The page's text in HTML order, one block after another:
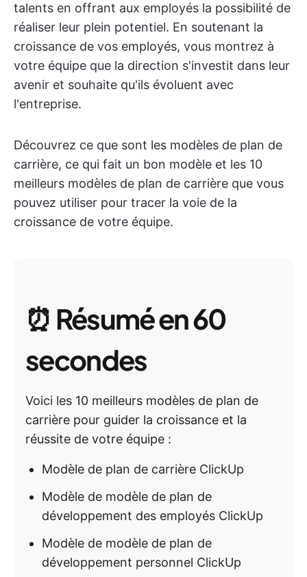
talents en offrant aux employés la possibilité de
réaliser leur plein potentiel. En soutenant la
croissance de vos employés, vous montrez à
votre équipe que la direction s'investit dans leur
avenir et souhaite qu'ils évoluent avec
l'entreprise.
Découvrez ce que sont les modèles de plan de
carrière, ce qui fait un bon modèle et les 10
meilleurs modèles de plan de carrière que vous
pouvez utiliser pour tracer la voie de la
croissance de votre équipe.
⏰ Résumé en 60
secondes
Voici les 10 meilleurs modèles de plan de
carrière pour guider la croissance et la
réussite de votre équipe :
Modèle de plan de carrière ClickUp
Modèle de modèle de plan de
développement des employés ClickUp
Modèle de modèle de plan de
développement personnel ClickUp